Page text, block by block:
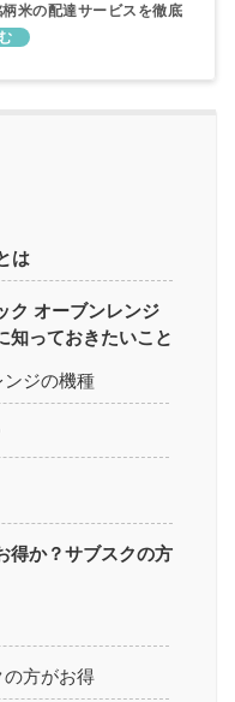
米の配達サービスを徹底
は
ク オーブンレンジ
知っておきたいこと
ンジの機種
得か？サブスクの方
方がお得